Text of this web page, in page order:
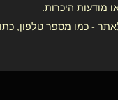
מודעות היכרות.
- כמו מספר טלפון,